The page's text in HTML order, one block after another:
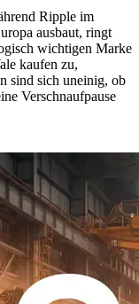
Ripple im
ausbaut, ringt
wichtigen Marke
kaufen zu,
sind sich uneinig, ob
Verschnaufpause